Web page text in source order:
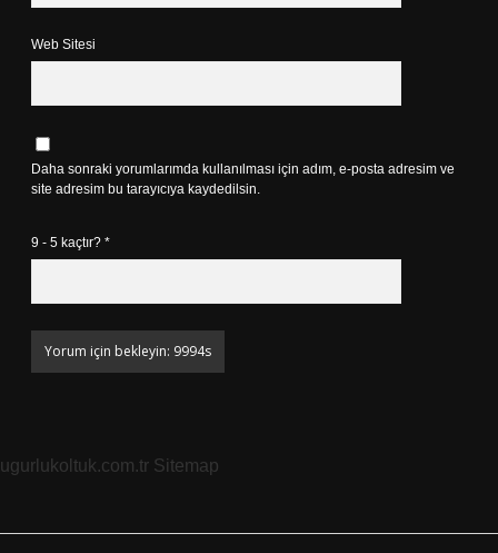
Web Sitesi
Daha sonraki yorumlarımda kullanılması için adım, e-posta adresim ve
site adresim bu tarayıcıya kaydedilsin.
9 - 5 kaçtır? *
ugurlukoltuk.com.tr Sitemap